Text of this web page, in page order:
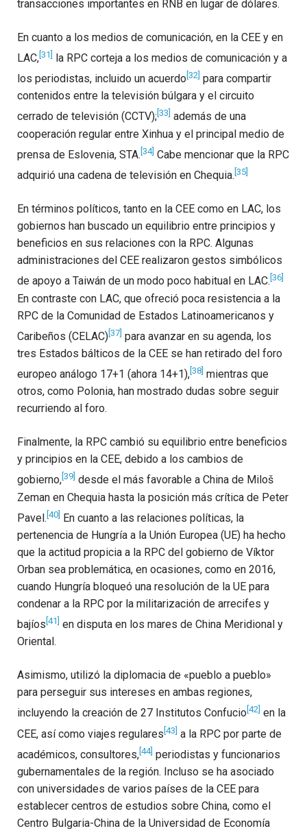
transacciones importantes en RNB en lugar de dólares.
En cuanto a los medios de comunicación, en la CEE y en
LAC, [31]
la RPC corteja a los medios de comunicación y a
los periodistas, incluido un acuerdo [32] para compartir
contenidos entre la televisión búlgara y el circuito
cerrado de televisión (CCTV); [33] además de una
cooperación regular entre Xinhua y el principal medio de
prensa de Eslovenia, STA. [34] Cabe mencionar que la RPC
adquirió una cadena de televisión en Chequia. [35]
En términos políticos, tanto en la CEE como en LAC, los
gobiernos han buscado un equilibrio entre principios y
beneficios en sus relaciones con la RPC. Algunas
administraciones del CEE realizaron gestos simbólicos
de apoyo a Taiwán de un modo poco habitual en LAC. [36]
En contraste con LAC, que ofreció poca resistencia a la
RPC de la Comunidad de Estados Latinoamericanos y
Caribeños (CELAC) [37] para avanzar en su agenda, los
tres Estados bálticos de la CEE se han retirado del foro
europeo análogo 17+1 (ahora 14+1), [38] mientras que
otros, como Polonia, han mostrado dudas sobre seguir
recurriendo al foro.
Finalmente, la RPC cambió su equilibrio entre beneficios
y principios en la CEE, debido a los cambios de
gobierno, [39] desde el más favorable a China de Miloš
Zeman en Chequia hasta la posición más crítica de Peter
Pavel. [40] En cuanto a las relaciones políticas, la
pertenencia de Hungría a la Unión Europea (UE) ha hecho
que la actitud propicia a la RPC del gobierno de Víktor
Orban sea problemática, en ocasiones, como en 2016,
cuando Hungría bloqueó una resolución de la UE para
condenar a la RPC por la militarización de arrecifes y
bajíos [41] en disputa en los mares de China Meridional y
Oriental.
Asimismo, utilizó la diplomacia de «pueblo a pueblo»
para perseguir sus intereses en ambas regiones,
incluyendo la creación de 27 Institutos Confucio [42] en la
CEE, así como viajes regulares [43] a la RPC por parte de
académicos, consultores, [44] periodistas y funcionarios
gubernamentales de la región. Incluso se ha asociado
con universidades de varios países de la CEE para
establecer centros de estudios sobre China, como el
Centro Bulgaria-China de la Universidad de Economía